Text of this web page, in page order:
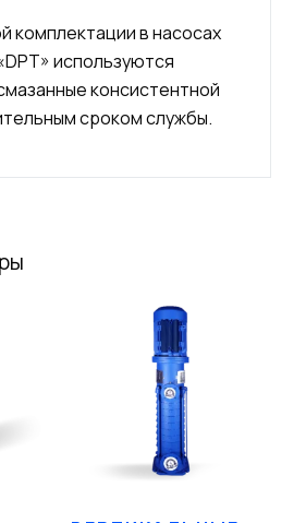
комплектации в насосах
используются
консистентной
сроком службы.